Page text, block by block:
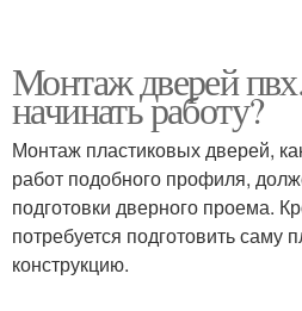
Монтаж дверей
начинать работу?
Монтаж пластиковых дверей,
работ подобного профиля,
подготовки дверного проема.
потребуется подготовить саму
конструкцию.